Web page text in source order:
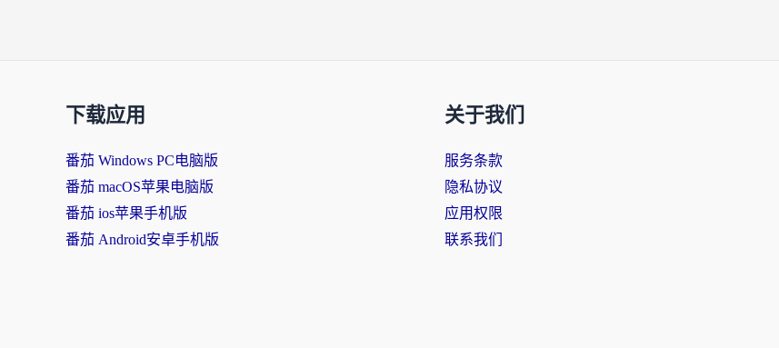
下载应用
番茄 Windows PC电脑版
番茄 macOS苹果电脑版
番茄 ios苹果手机版
番茄 Android安卓手机版
关于我们
服务条款
隐私协议
应用权限
联系我们